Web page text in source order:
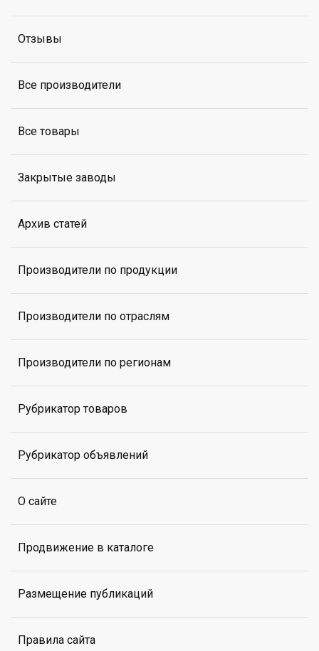
Отзывы
Все производители
Все товары
Закрытые заводы
Архив статей
Производители по продукции
Производители по отраслям
Производители по регионам
Рубрикатор товаров
Рубрикатор объявлений
О сайте
Продвижение в каталоге
Размещение публикаций
Правила сайта